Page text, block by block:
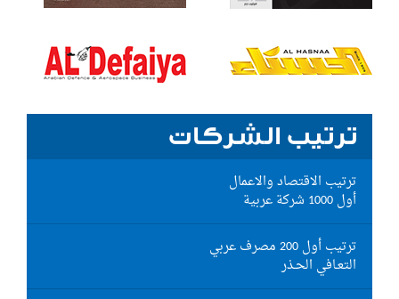
ترتيب الشركات
ترتيب الاقتصاد والاعمال
أول 1000 شركة عربية
ترتيب أول 200 مصرف عربي
التعـافي الحـذر